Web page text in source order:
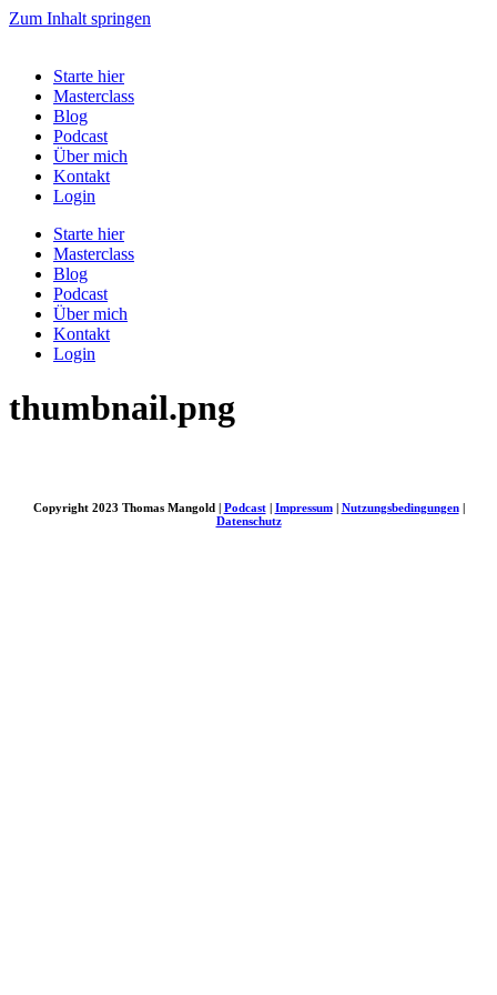
Zum Inhalt springen
Starte hier
Masterclass
Blog
Podcast
Über mich
Kontakt
Login
Starte hier
Masterclass
Blog
Podcast
Über mich
Kontakt
Login
thumbnail.png
Copyright 2023 Thomas Mangold | Podcast| Impressum| Nutzungsbedingungen|
Datenschutz